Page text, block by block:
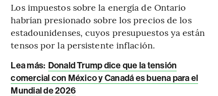
Los impuestos sobre la energía de Ontario
habrían presionado sobre los precios de los
estadounidenses, cuyos presupuestos ya están
tensos por la persistente inflación.
Lea más: Donald Trump dice que la tensión
comercial con México y Canadá es buena para el
Mundial de 2026